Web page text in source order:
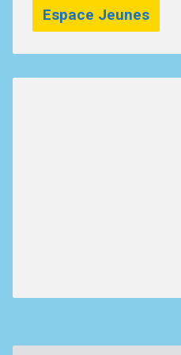
Espace Jeunes